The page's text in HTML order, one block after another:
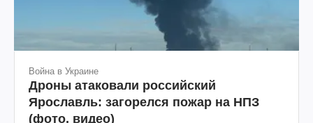
Война в Украине
Дроны атаковали российский
Ярославль: загорелся пожар на НПЗ